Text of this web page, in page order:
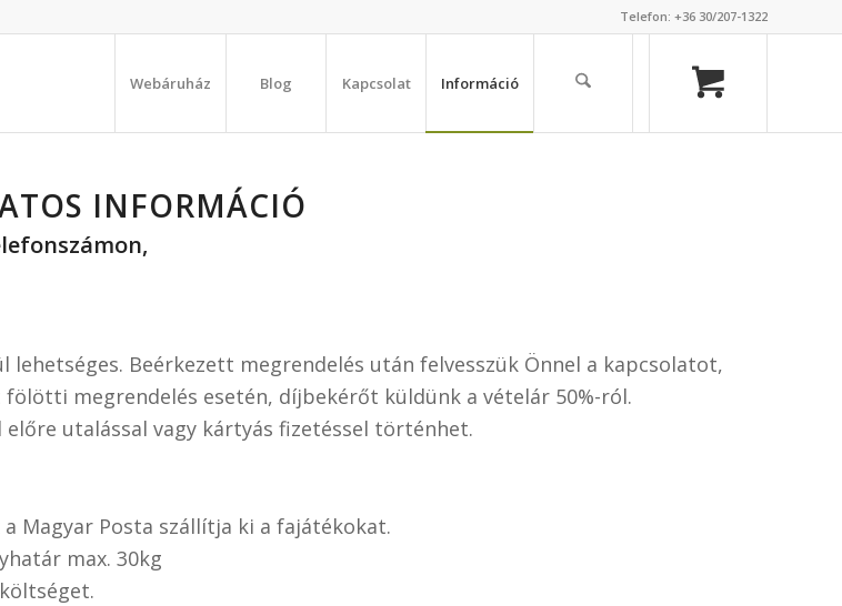
Telefon: +36 30/207-1322
Webáruház Blog Kapcsolat Információ
INFORMÁCIÓ
Beérkezett megrendelés után felvesszük Önnel a kapcsolatot,
megrendelés esetén, díjbekérőt küldünk a vételár 50%-ról.
utalással vagy kártyás fizetéssel történhet.
Magyar Posta szállítja ki a fajátékokat.
max. 30kg